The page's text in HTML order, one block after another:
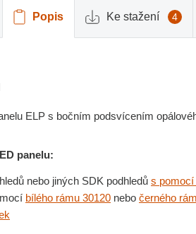
Popis Ke stažení 4
ELP s bočním podsvícením
panelu:
nebo jiných SDK podhledů s pomocí
bílého rámu 30120 nebo černého